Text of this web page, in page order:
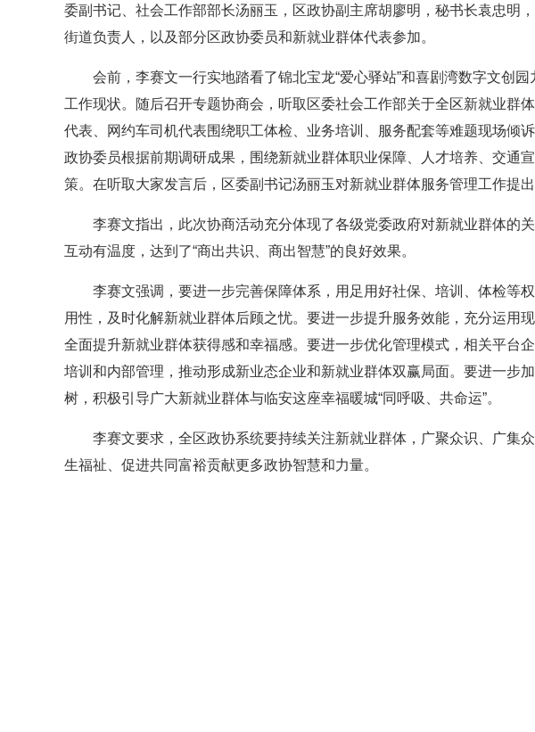
委副书记、社会工作部部长汤丽玉，区政协副主席胡廖明，秘书长袁忠明
街道负责人，以及部分区政协委员和新就业群体代表参加。
会前，李赛文一行实地踏看了锦北宝龙“爱心驿站”和喜剧湾数字文创
工作现状。随后召开专题协商会，听取区委社会工作部关于全区新就业群
代表、网约车司机代表围绕职工体检、业务培训、服务配套等难题现场倾
政协委员根据前期调研成果，围绕新就业群体职业保障、人才培养、交通
策。在听取大家发言后，区委副书记汤丽玉对新就业群体服务管理工作提出
李赛文指出，此次协商活动充分体现了各级党委政府对新就业群体的
互动有温度，达到了“商出共识、商出智慧”的良好效果。
李赛文强调，要进一步完善保障体系，用足用好社保、培训、体检等
用性，及时化解新就业群体后顾之忧。要进一步提升服务效能，充分运用
全面提升新就业群体获得感和幸福感。要进一步优化管理模式，相关平台
培训和内部管理，推动形成新业态企业和新就业群体双赢局面。要进一步
树，积极引导广大新就业群体与临安这座幸福暖城“同呼吸、共命运”。
李赛文要求，全区政协系统要持续关注新就业群体，广聚众识、广集
生福祉、促进共同富裕贡献更多政协智慧和力量。